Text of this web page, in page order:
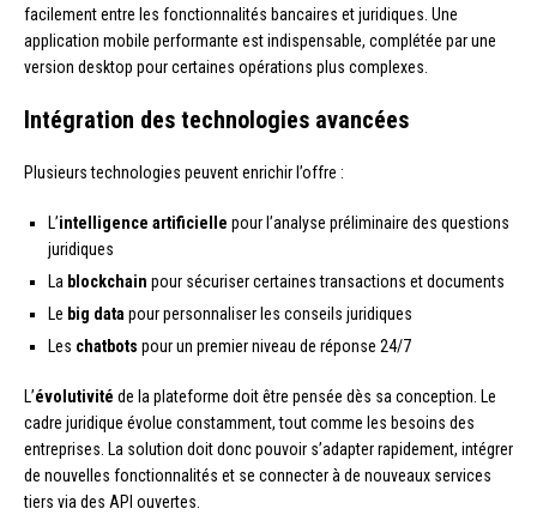
facilement entre les fonctionnalités bancaires et juridiques. Une
application mobile performante est indispensable, complétée par une
version desktop pour certaines opérations plus complexes.
Intégration des technologies avancées
Plusieurs technologies peuvent enrichir l’offre :
L’intelligence artificielle pour l’analyse préliminaire des questions
juridiques
La blockchain pour sécuriser certaines transactions et documents
Le big data pour personnaliser les conseils juridiques
Les chatbots pour un premier niveau de réponse 24/7
L’évolutivité de la plateforme doit être pensée dès sa conception. Le
cadre juridique évolue constamment, tout comme les besoins des
entreprises. La solution doit donc pouvoir s’adapter rapidement, intégrer
de nouvelles fonctionnalités et se connecter à de nouveaux services
tiers via des API ouvertes.